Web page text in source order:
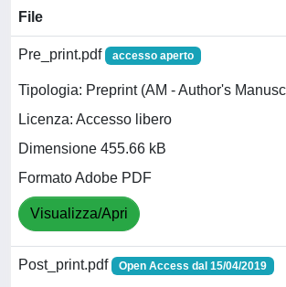
File
Pre_print.pdf accesso aperto
Tipologia: Preprint (AM - Author's
Licenza: Accesso libero
Dimensione 455.66 kB
Formato Adobe PDF
Visualizza/Apri
Post_print.pdf Open Access dal 15/04/2019